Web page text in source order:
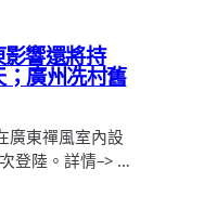
響還將持
廣州冼村舊
廣東禪風室內設
登陸。詳情–> …